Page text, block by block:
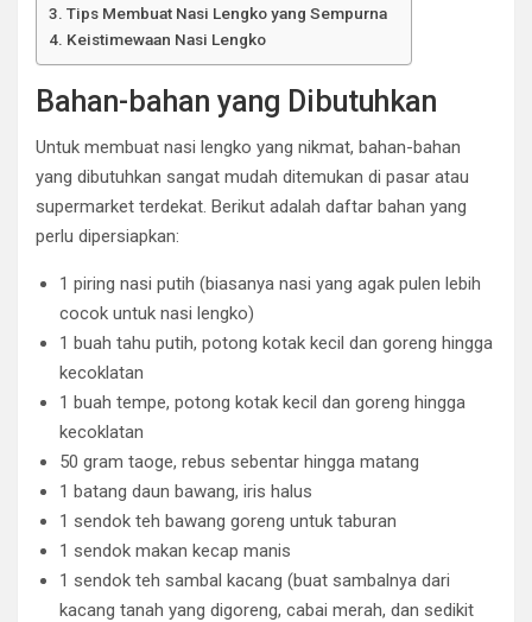
Tips Membuat Nasi Lengko yang Sempurna
Keistimewaan Nasi Lengko
Bahan-bahan yang Dibutuhkan
Untuk membuat nasi lengko yang nikmat, bahan-bahan
yang dibutuhkan sangat mudah ditemukan di pasar atau
supermarket terdekat. Berikut adalah daftar bahan yang
perlu dipersiapkan:
1 piring nasi putih (biasanya nasi yang agak pulen lebih
cocok untuk nasi lengko)
1 buah tahu putih, potong kotak kecil dan goreng hingga
kecoklatan
1 buah tempe, potong kotak kecil dan goreng hingga
kecoklatan
50 gram taoge, rebus sebentar hingga matang
1 batang daun bawang, iris halus
1 sendok teh bawang goreng untuk taburan
1 sendok makan kecap manis
1 sendok teh sambal kacang (buat sambalnya dari
kacang tanah yang digoreng, cabai merah, dan sedikit